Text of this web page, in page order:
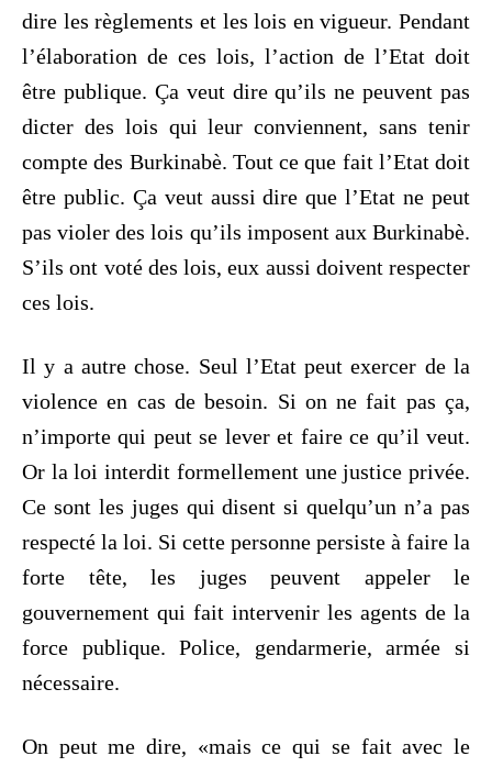
dire les règlements et les lois en vigueur. Pendant
l’élaboration de ces lois, l’action de l’Etat doit
être publique. Ça veut dire qu’ils ne peuvent pas
dicter des lois qui leur conviennent, sans tenir
compte des Burkinabè. Tout ce que fait l’Etat doit
être public. Ça veut aussi dire que l’Etat ne peut
pas violer des lois qu’ils imposent aux Burkinabè.
S’ils ont voté des lois, eux aussi doivent respecter
ces lois.
Il y a autre chose. Seul l’Etat peut exercer de la
violence en cas de besoin. Si on ne fait pas ça,
n’importe qui peut se lever et faire ce qu’il veut.
Or la loi interdit formellement une justice privée.
Ce sont les juges qui disent si quelqu’un n’a pas
respecté la loi. Si cette personne persiste à faire la
forte tête, les juges peuvent appeler le
gouvernement qui fait intervenir les agents de la
force publique. Police, gendarmerie, armée si
nécessaire.
On peut me dire, «mais ce qui se fait avec le